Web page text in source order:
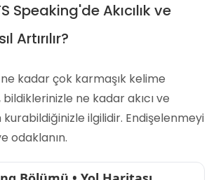
Speaking'de Akıcılık ve
Artırılır?
ne kadar çok karmaşık kelime
ne kadar akıcı ve
ilgilidir. Endişelenmeyi
odaklanın.